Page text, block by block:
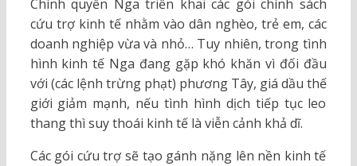
Chính quyền Nga triển khai các gói chính sách
cứu trợ kinh tế nhằm vào dân nghèo, trẻ em, các
doanh nghiệp vừa và nhỏ… Tuy nhiên, trong tình
hình kinh tế Nga đang gặp khó khăn vì đối đầu
với (các lệnh trừng phạt) phương Tây, giá dầu thế
giới giảm mạnh, nếu tình hình dịch tiếp tục leo
thang thì suy thoái kinh tế là viễn cảnh khả dĩ.
Các gói cứu trợ sẽ tạo gánh nặng lên nền kinh tế